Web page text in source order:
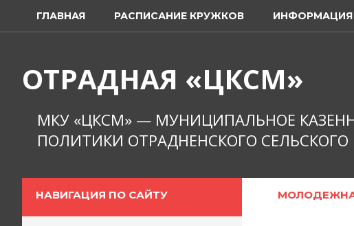
содержимому
ГЛАВНАЯ РАСПИСАНИЕ КРУЖКОВ ИНФОРМАЦИЯ
ОТРАДНАЯ «ЦКСМ»
МКУ «ЦКСМ» — МУНИЦИПАЛЬНОЕ
ПОЛИТИКИ ОТРАДНЕНСКОГО
НАВИГАЦИЯ ПО САЙТУ